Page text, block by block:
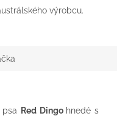
výrobcu.
Red Dingo hnedé s